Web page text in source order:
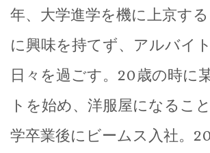
年、大学進学を機に上京す
に興味を持てず、アルバイ
日々を過ごす。20歳の時に
トを始め、洋服屋になるこ
学卒業後にビームス入社。